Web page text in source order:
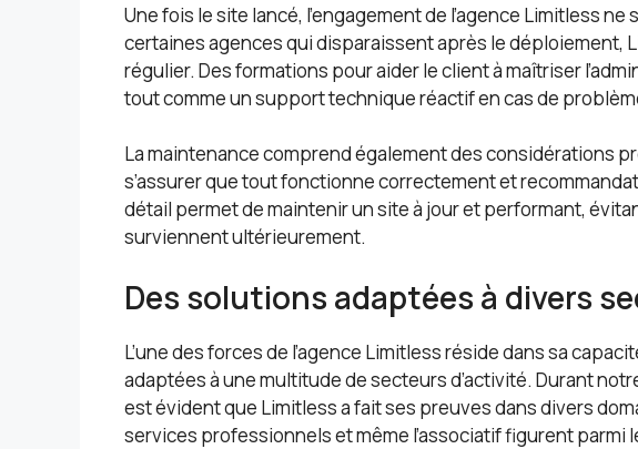
Une fois le site lancé, l’engagement de l’agence Limitless ne
certaines agences qui disparaissent après le déploiement,
régulier. Des formations pour aider le client à maîtriser
tout comme un support technique réactif en cas de
La maintenance comprend également des considérations
s’assurer que tout fonctionne correctement et
détail permet de maintenir un site à jour et performant,
surviennent ultérieurement.
Des solutions adaptées à divers
L’une des forces de l’agence Limitless réside dans sa
adaptées à une multitude de secteurs d’activité. Durant
est évident que Limitless a fait ses preuves dans divers
services professionnels et même l’associatif figurent parmi